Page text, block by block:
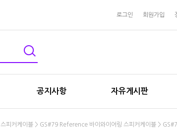
로그인 회원가입
공지사항 자유게시판
스피커케이블 > GS#79 Reference 바이와이어링 스피커케이블 >